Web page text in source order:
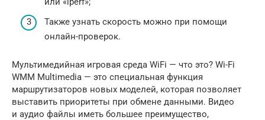
Также узнать скорость можно при помощи
онлайн-проверок.
Мультимедийная игровая среда WiFi — что это? Wi-Fi
WMM Multimedia — это специальная функция
маршрутизаторов новых моделей, которая позволяет
выставить приоритеты при обмене данными. Видео
и аудио файлы иметь большее преимущество,